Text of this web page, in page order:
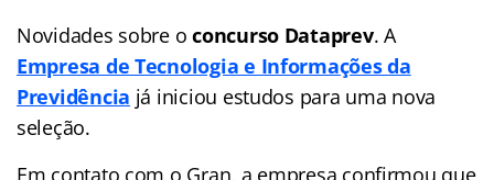
Novidades sobre oconcurso Dataprev. A
Empresa de Tecnologia e Informações da
Previdência já iniciou estudos para uma nova
seleção.
Em contato com o Gran, a empresa confirmou que